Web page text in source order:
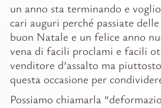
un anno sta terminando e
cari auguri perché passiate
buon Natale e un felice anno
vena di facili proclami e facili
venditore d’assalto ma
questa occasione per
Possiamo chiamarla